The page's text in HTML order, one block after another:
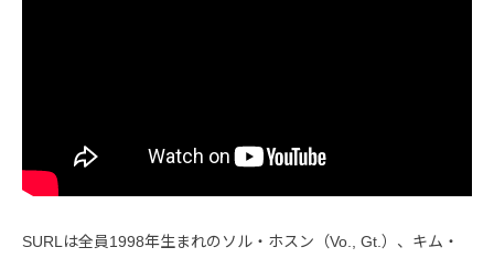
SURLは全員1998年生まれのソル・ホスン（Vo., Gt.）、キム・